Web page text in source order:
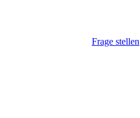
Frage stellen